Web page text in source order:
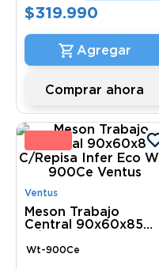
$319.990
Comprar ahora
Ventus
Meson Trabajo
Central 90x60x85
Wt-900Ce Ventus
Wt-900Ce